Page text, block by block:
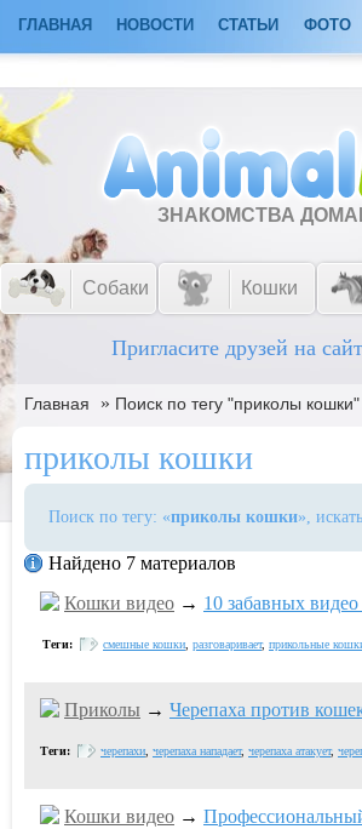
ГЛАВНАЯ НОВОСТИ СТАТЬИ ФОТО
ЗНАКОМСТВА
Собаки Кошки
Пригласите друзей на
Главная » Поиск по тегу "приколы кошки"
приколы кошки
Поиск по тегу: «приколы кошки»,
Найдено 7 материалов
Кошки видео → 10 забавных
Теги: смешные кошки разговаривает, прикольные
Приколы → Черепаха против
Теги: черепахи черепаха нападает, черепаха атакует,
Кошки видео →